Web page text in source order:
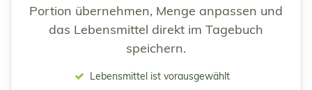
Portion übernehmen, Menge anpassen und
das Lebensmittel direkt im Tagebuch
speichern.
Lebensmittel ist vorausgewählt